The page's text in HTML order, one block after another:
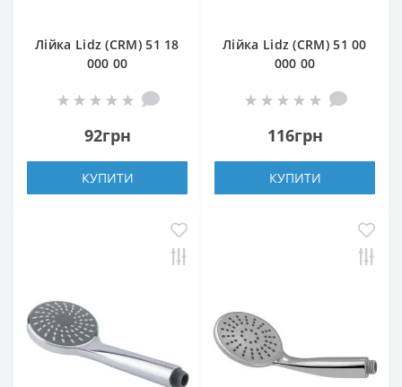
Лійка Lidz (CRM) 51 18
000 00
92грн
КУПИТИ
Лійка Lidz (CRM) 51 00
000 00
116грн
КУПИТИ